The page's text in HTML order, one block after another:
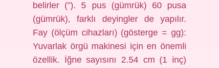
belirler (”). 5 pus (gümrük) 60 pusa
(gümrük), farklı deyingler de yapılır.
Fay (ölçüm cihazları) (gösterge = gg):
Yuvarlak örgü makinesi için en önemli
özellik. İğne sayısını 2.54 cm (1 inç)